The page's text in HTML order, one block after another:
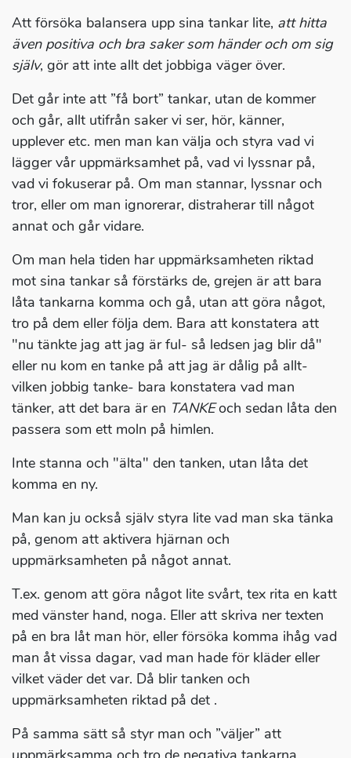
Att försöka balansera upp sina tankar lite, att hitta
även positiva och bra saker som händer och om sig
själv, gör att inte allt det jobbiga väger över.
Det går inte att ”få bort” tankar, utan de kommer
och går, allt utifrån saker vi ser, hör, känner,
upplever etc. men man kan välja och styra vad vi
lägger vår uppmärksamhet på, vad vi lyssnar på,
vad vi fokuserar på. Om man stannar, lyssnar och
tror, eller om man ignorerar, distraherar till något
annat och går vidare.
Om man hela tiden har uppmärksamheten riktad
mot sina tankar så förstärks de, grejen är att bara
låta tankarna komma och gå, utan att göra något,
tro på dem eller följa dem. Bara att konstatera att
"nu tänkte jag att jag är ful- så ledsen jag blir då"
eller nu kom en tanke på att jag är dålig på allt-
vilken jobbig tanke- bara konstatera vad man
tänker, att det bara är en TANKEoch sedan låta den
passera som ett moln på himlen.
Inte stanna och "älta" den tanken, utan låta det
komma en ny.
Man kan ju också själv styra lite vad man ska tänka
på, genom att aktivera hjärnan och
uppmärksamheten på något annat.
T.ex. genom att göra något lite svårt, tex rita en katt
med vänster hand, noga. Eller att skriva ner texten
på en bra låt man hör, eller försöka komma ihåg vad
man åt vissa dagar, vad man hade för kläder eller
vilket väder det var. Då blir tanken och
uppmärksamheten riktad på det .
På samma sätt så styr man och ”väljer” att